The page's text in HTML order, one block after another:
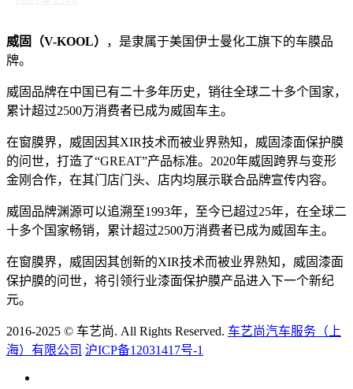
威固（V-KOOL）
，是隶属于美国伊士曼化工旗下的车膜品
牌。
威固品牌在中国已有二十多年历史，销往全球二十多个国家，
累计超过2500万消费者已成为威固车主。
在窗膜界，威固因其XIR技术而被业界熟知，威固漆面保护膜
的问世，打造了“GREAT”产品标准。2020年威固跨界与变形
金刚合作，在其门店门头、店内均展示联合品牌宣传内容。
威固品牌渊源可以追溯至1993年，至今已超过25年，在全球二
十多个国家畅销，累计超过2500万消费者已成为威固车主。
在窗膜界，威固因其创新的XIR技术而被业界熟知，威固漆面
保护膜的问世，将引领行业漆面保护膜产品进入下一个新纪
元。
2016-2025 © 车艺尚. All Rights Reserved. 车艺尚汽车服务（上
海）有限公司 沪ICP备12031417号-1